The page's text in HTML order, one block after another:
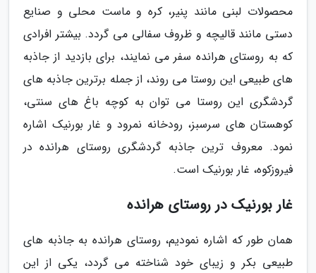
محصولات لبنی مانند پنیر، کره و ماست محلی و صنایع
دستی مانند قالیچه و ظروف سفالی می گردد. بیشتر افرادی
که به روستای هرانده سفر می نمایند، برای بازدید از جاذبه
های طبیعی این روستا می روند، از جمله برترین جاذبه های
گردشگری این روستا می توان به کوچه باغ های سنتی،
کوهستان های سرسبز، رودخانه نمرود و غار بورنیک اشاره
نمود. معروف ترین جاذبه گردشگری روستای هرانده در
فیروزکوه، غار بورنیک است.
غار بورنیک در روستای هرانده
همان طور که اشاره نمودیم، روستای هرانده به جاذبه های
طبیعی بکر و زیبای خود شناخته می گردد، یکی از این